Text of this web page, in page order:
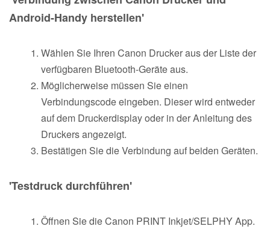
Android-Handy herstellen'
Wählen Sie Ihren Canon Drucker aus der Liste der
verfügbaren Bluetooth-Geräte aus.
Möglicherweise müssen Sie einen
Verbindungscode eingeben. Dieser wird entweder
auf dem Druckerdisplay oder in der Anleitung des
Druckers angezeigt.
Bestätigen Sie die Verbindung auf beiden Geräten.
'Testdruck durchführen'
Öffnen Sie die Canon PRINT Inkjet/SELPHY App.